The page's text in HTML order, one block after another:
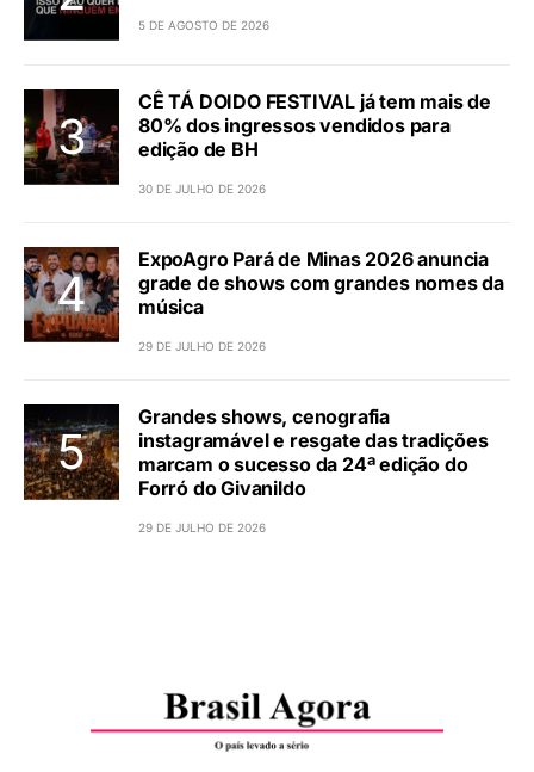
5 DE AGOSTO DE 2026
CÊ TÁ DOIDO FESTIVAL já tem mais de
80% dos ingressos vendidos para
edição de BH
30 DE JULHO DE 2026
ExpoAgro Pará de Minas 2026 anuncia
grade de shows com grandes nomes da
música
29 DE JULHO DE 2026
Grandes shows, cenografia
instagramável e resgate das tradições
marcam o sucesso da 24ª edição do
Forró do Givanildo
29 DE JULHO DE 2026